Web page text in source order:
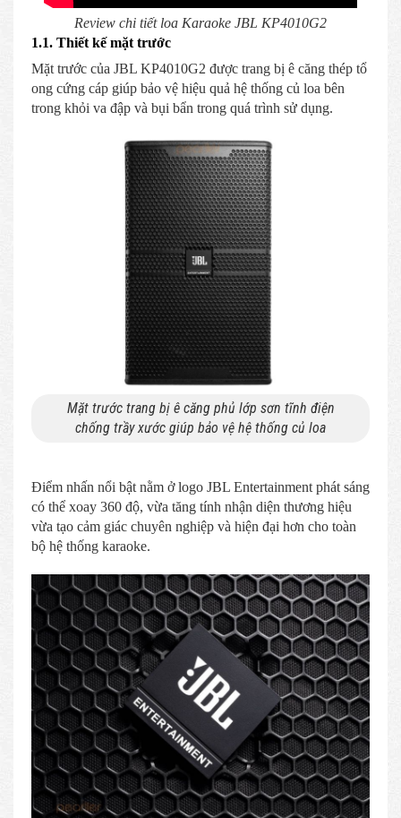
Review chi tiết loa Karaoke JBL KP4010G2
1.1. Thiết kế mặt trước
Mặt trước của JBL KP4010G2 được trang bị ê căng thép tổ
ong cứng cáp giúp bảo vệ hiệu quả hệ thống củ loa bên
trong khỏi va đập và bụi bẩn trong quá trình sử dụng.
Mặt trước trang bị ê căng phủ lớp sơn tĩnh điện
chống trầy xước giúp bảo vệ hệ thống củ loa
Điểm nhấn nổi bật nằm ở logo JBL Entertainment phát sáng
có thể xoay 360 độ, vừa tăng tính nhận diện thương hiệu
vừa tạo cảm giác chuyên nghiệp và hiện đại hơn cho toàn
bộ hệ thống karaoke.